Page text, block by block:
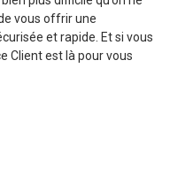
vous offrir une
et rapide. Et si vous
Client est là pour vous